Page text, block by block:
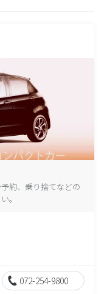
約、乗り捨てなどの
。
072-254-9800